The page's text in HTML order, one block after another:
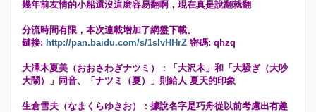
幾年前友情的小船還沒這麽容易翻啊，現在真是說翻就翻
分流時間有限，本次連載增加了網盤下載。
鏈接: http://pan.baidu.com/s/1slvHHrZ 密碼: qhzq
大澤木夏美（おおさわぎナツミ）：「大沢木」和「大騒ぎ（大吵
大鬧）」同音、「ナツミ（夏）」則給人 夏天的印象
生倉雪夫（なまくらゆきお）：據說名字是巧舟從以前考慮出有趣